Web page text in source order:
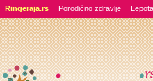
Ringeraja.rs Porodično zdravlje